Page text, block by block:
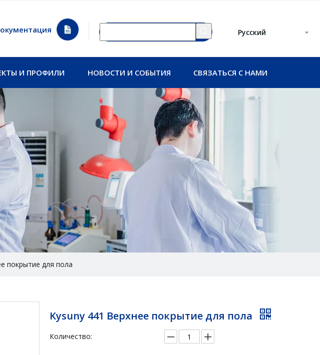
Pусский
И ПРОФИЛИ НОВОСТИ И СОБЫТИЯ СВЯЗАТЬСЯ С НАМИ
покрытие для пола
Kysuny 441 Верхнее покрытие для пола
Количество: